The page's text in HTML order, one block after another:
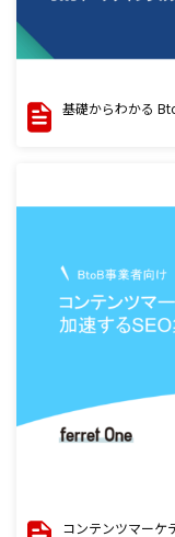
基礎からわかる
コンテンツマーケ